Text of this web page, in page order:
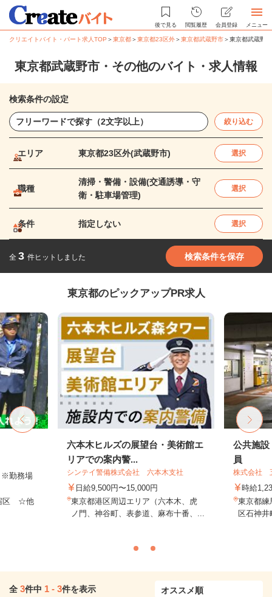
後で見る 閲覧履歴 会員登録 メニュー
クリエイトバイト・パート求人TOP ＞東京都＞東京都23区外＞東京都武蔵野市＞東京都武蔵野
東京都武蔵野市・その他のバイト・求人情報
検索条件の設定
絞り込む
エリア 東京都23区外(武蔵野市) 選択
職種
清掃・警備・設備(交通誘導・守
衛・駐車場管理)
選択
条件 指定しない 選択
全 3 件ヒットしました 検索条件を保存
東京都のピックアップPR求人
※勤務場
区 ☆他
六本木ヒルズの展望台・美術館エ
リアでの案内警...
シンテイ警備株式会社 六本木支社
日給9,500円〜15,000円
東京都港区周辺エリア（六本木、虎
ノ門、神谷町、表参道、麻布十番、...
公共施設
員
株式会社
時給
東京都練
区石神井
全 3件中 1 - 3件を表示